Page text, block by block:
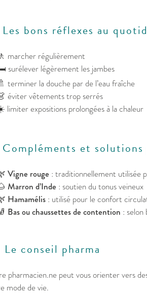
bons réflexes au
🚶 marcher régulièrement
surélever légèrement les jambes
terminer la douche par de l’eau fraîche
éviter vêtements trop serrés
limiter expositions prolongées à la chaleur
Compléments et solutions
Vigne rouge : traditionnellement utilisée
Marron d’Inde : soutien du tonus veineux
Hamamélis : utilisé pour le confort
Bas ou chaussettes de contention : selon
Le conseil pharma
pharmacien.ne peut vous orienter vers
mode de vie.